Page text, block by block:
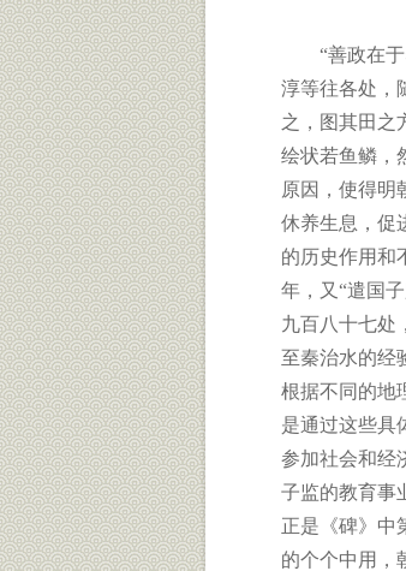
“善政在于
淳等往各处，
之，图其田之
绘状若鱼鳞，
原因，使得明
休养生息，促
的历史作用和
年，又“遣国
九百八十七处
至秦治水的经
根据不同的地
是通过这些具
参加社会和经
子监的教育事
正是《碑》中
的个个中用，